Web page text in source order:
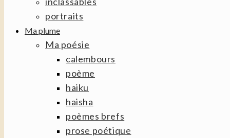
portraits
Ma plume
Ma poésie
calembours
poème
haiku
haisha
poèmes brefs
prose poétique